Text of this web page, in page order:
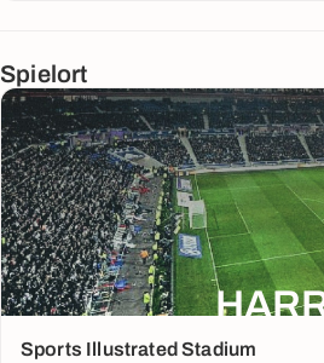
Spielort
Sports Illustrated Stadium